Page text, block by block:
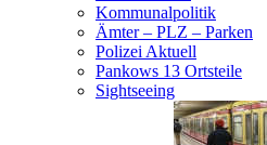
Kommunalpolitik
Ämter – PLZ – Parken
Polizei Aktuell
Pankows 13 Ortsteile
Sightseeing